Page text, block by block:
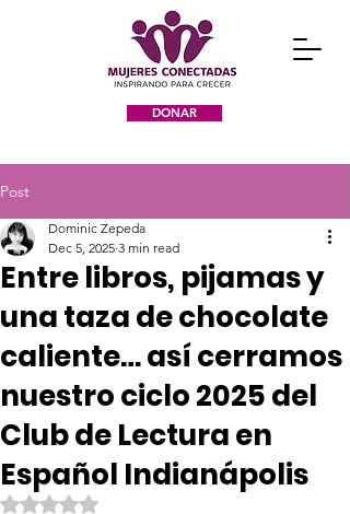
DONAR
Post
Entre libros, pijamas y
una taza de chocolate
caliente… así cerramos
nuestro ciclo 2025 del
Club de Lectura en
Español Indianápolis
Dominic Zepeda
Dec 5, 2025 3 min read
Rated NaN out of 5 stars.